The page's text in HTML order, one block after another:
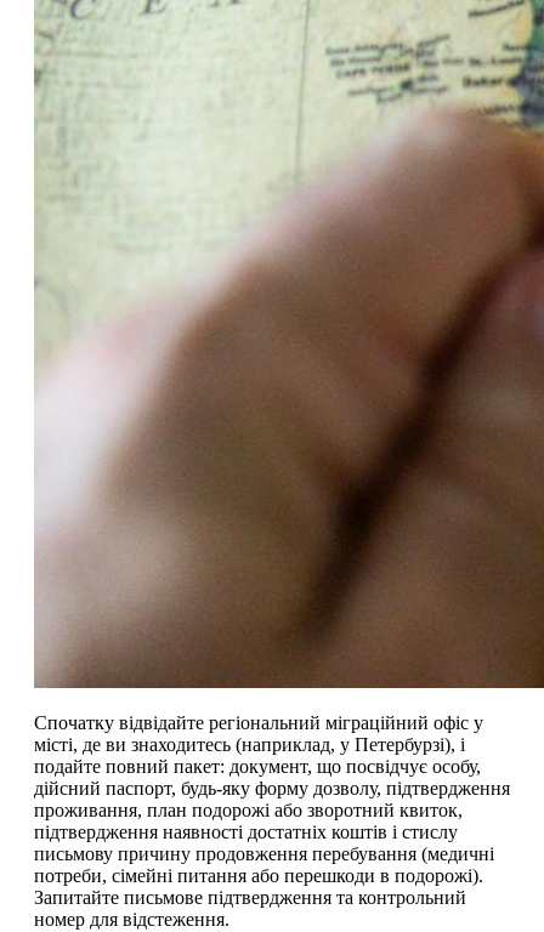
Спочатку відвідайте регіональний міграційний офіс у
місті, де ви знаходитесь (наприклад, у Петербурзі), і
подайте повний пакет: документ, що посвідчує особу,
дійсний паспорт, будь-яку форму дозволу, підтвердження
проживання, план подорожі або зворотний квиток,
підтвердження наявності достатніх коштів і стислу
письмову причину продовження перебування (медичні
потреби, сімейні питання або перешкоди в подорожі).
Запитайте письмове підтвердження та контрольний
номер для відстеження.